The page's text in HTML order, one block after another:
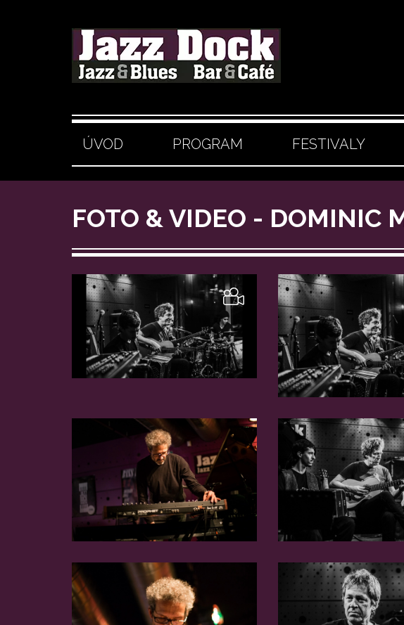
ÚVOD PROGRAM FESTIVALY
FOTO & VIDEO - DOMINIC